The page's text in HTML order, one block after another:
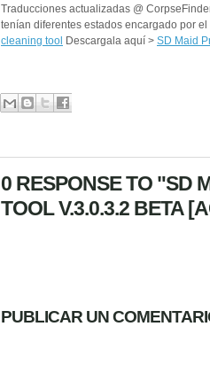
Traducciones actualizadas @
tenían diferentes estados encargado por
cleaning tool Descargala aquí > SD Maid
0 RESPONSE TO "SD
TOOL V.3.0.3.2 BETA
PUBLICAR UN